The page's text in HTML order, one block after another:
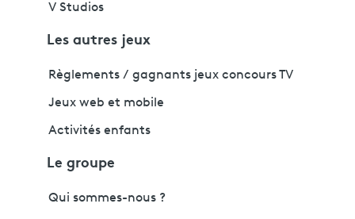
V Studios
Les autres jeux
Règlements / gagnants jeux concours TV
Jeux web et mobile
Activités enfants
Le groupe
Qui sommes-nous ?